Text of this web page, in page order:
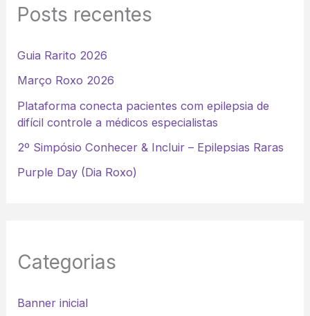
Posts recentes
Guia Rarito 2026
Março Roxo 2026
Plataforma conecta pacientes com epilepsia de
difícil controle a médicos especialistas
2º Simpósio Conhecer & Incluir – Epilepsias Raras
Purple Day (Dia Roxo)
Categorias
Banner inicial